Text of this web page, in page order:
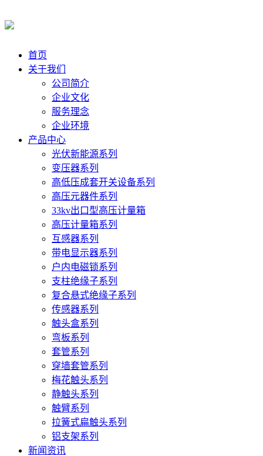
首页
关于我们
公司简介
企业文化
服务理念
企业环境
产品中心
光伏新能源系列
变压器系列
高低压成套开关设备系列
高压元器件系列
33kv出口型高压计量箱
高压计量箱系列
互感器系列
带电显示器系列
户内电磁锁系列
支柱绝缘子系列
复合悬式绝缘子系列
传感器系列
触头盒系列
弯板系列
套管系列
穿墙套管系列
梅花触头系列
静触头系列
触臂系列
拉簧式扁触头系列
铝支架系列
新闻资讯